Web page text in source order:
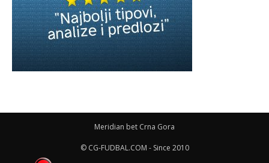
Meridian bet Crna Gora
© CG-FUDBAL.COM - Since 2010